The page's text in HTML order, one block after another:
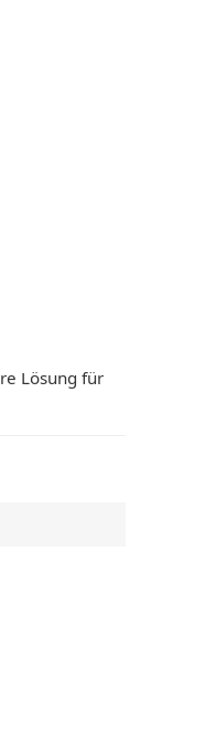
Lösung für